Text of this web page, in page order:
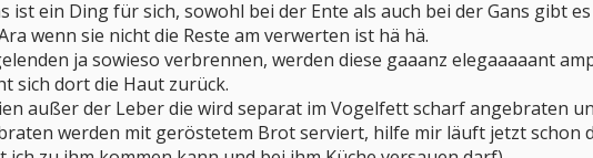
ist ein Ding für sich, sowohl bei der Ente als auch bei der Gans gibt
wenn sie nicht die Reste am verwerten ist hä hä.
ja sowieso verbrennen, werden diese gaaanz elegaaaaant
sich dort die Haut zurück.
außer der Leber die wird separat im Vogelfett scharf angebraten
werden mit geröstetem Brot serviert, hilfe mir läuft jetzt schon